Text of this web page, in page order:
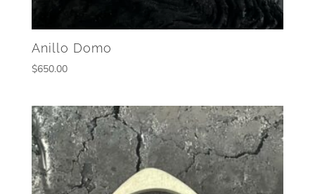
Anillo Domo
$650.00